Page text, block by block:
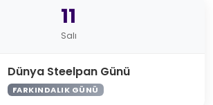
11
Salı
Dünya Steelpan Günü
FARKINDALIK GÜNÜ